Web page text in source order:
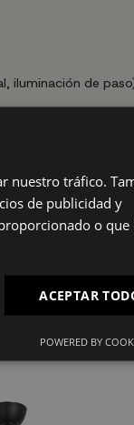
iluminación de
evitando
red eléctrica.
como la
nuestro tráfico.
de publicidad y
o que
ACEPTAR
POWERED BY